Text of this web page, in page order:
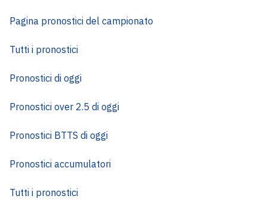
Pagina pronostici del campionato
Tutti i pronostici
Pronostici di oggi
Pronostici over 2.5 di oggi
Pronostici BTTS di oggi
Pronostici accumulatori
Tutti i pronostici